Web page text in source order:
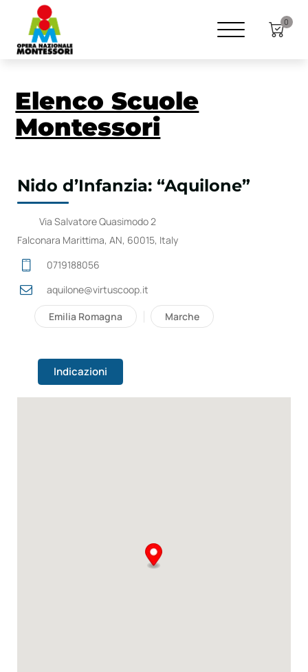
0
Elenco Scuole
Montessori
Nido d’Infanzia: “Aquilone”
Via Salvatore Quasimodo 2
Falconara Marittima, AN, 60015, Italy
0719188056
aquilone@virtuscoop.it
Emilia Romagna Marche
Indicazioni